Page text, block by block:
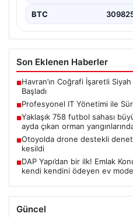
BTC
Son Eklenen Haberler
■Havran’ın Coğrafi İşaretli
Başladı
■Profesyonel IT Yönetimi ile
■Yaklaşık 758 futbol sahası
ayda çıkan orman
■Otoyolda drone destekli
kesildi
■DAP Yapı’dan bir ilk! Emlak
kendi kendini ödeyen ev
Güncel